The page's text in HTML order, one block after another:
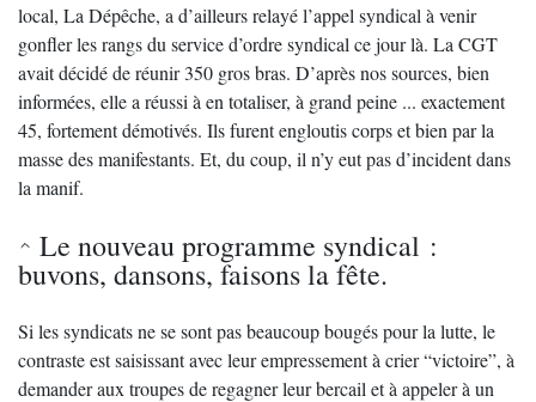
local, La Dépêche, a d’ailleurs relayé l’appel syndical à venir
gonfler les rangs du service d’ordre syndical ce jour là. La CGT
avait décidé de réunir 350 gros bras. D’après nos sources, bien
informées, elle a réussi à en totaliser, à grand peine ... exactement
45, fortement démotivés. Ils furent engloutis corps et bien par la
masse des manifestants. Et, du coup, il n’y eut pas d’incident dans
la manif.
Le nouveau programme syndical :
buvons, dansons, faisons la fête.
Si les syndicats ne se sont pas beaucoup bougés pour la lutte, le
contraste est saisissant avec leur empressement à crier “victoire”, à
demander aux troupes de regagner leur bercail et à appeler à un